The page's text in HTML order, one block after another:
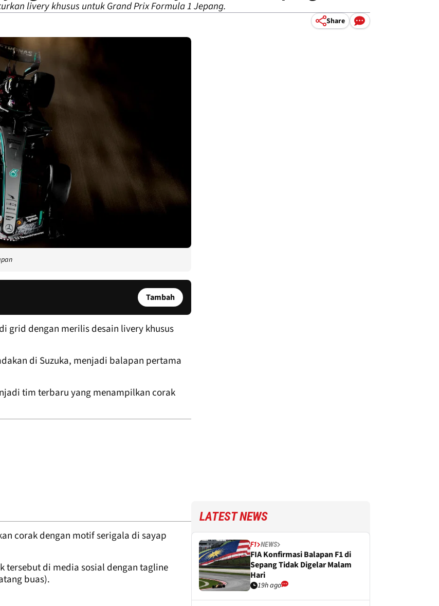
livery khusus untuk Grand Prix Formula 1 Jepang.
Share
Tambah
grid dengan merilis desain livery khusus
di Suzuka, menjadi balapan pertama
tim terbaru yang menampilkan corak
corak dengan motif serigala di sayap
tersebut di media sosial dengan tagline
buas).
LATEST NEWS
F1 NEWS
FIA Konfirmasi Balapan F1 di
Sepang Tidak Digelar Malam
Hari
19h ago